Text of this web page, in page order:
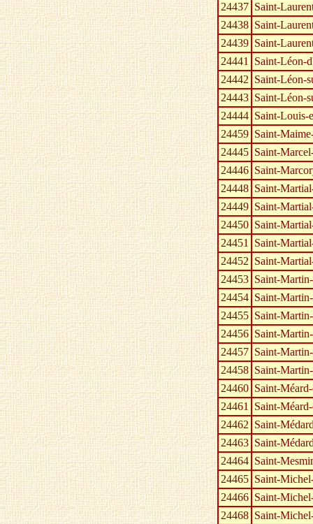
24437 Saint-
24438 Saint-
24439 Saint-
24441 Saint-Léon-
24442 Saint-Léon-
24443 Saint-Léon-
24444 Saint-Louis-
24459 Saint-
24445 Saint-
24446 Saint-
24448 Saint-
24449 Saint-
24450 Saint-
24451 Saint-
24452 Saint-
24453 Saint-
24454 Saint-
24455 Saint-
24456 Saint-
24457 Saint-
24458 Saint-
24460 Saint-
24461 Saint-
24462 Saint-
24463 Saint-
24464 Saint-
24465 Saint-
24466 Saint-
24468 Saint-